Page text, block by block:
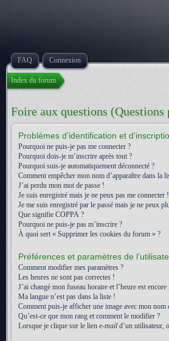
FAQ Connexion
Index du forum
Foire aux questions (Questions
Problèmes d’identification et
Pourquoi ne puis-je pas me connecter ?
Pourquoi dois-je m’inscrire après tout ?
Pourquoi suis-je automatiquement déconnecté ?
Comment empêcher mon nom d’apparaître dans la
J’ai perdu mon mot de passe !
Je suis enregistré mais je ne peux pas me connecter !
Je me suis enregistré par le passé mais je ne peux
Que signifie COPPA ?
Pourquoi ne puis-je pas m’inscrire ?
À quoi sert « Supprimer les cookies du forum » ?
Préférences et paramètres de
Comment modifier mes paramètres ?
Les heures ne sont pas correctes !
J’ai changé mon fuseau horaire et l’heure est
Ma langue n’est pas dans la liste !
Comment puis-je afficher une image avec mon nom
Qu’est-ce que mon rang et comment le modifier ?
Lorsque je clique sur le lien e-mail d’un utilisateur,